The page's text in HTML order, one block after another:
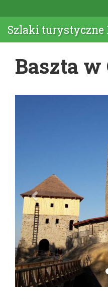
Szlaki turystyczne
Baszta